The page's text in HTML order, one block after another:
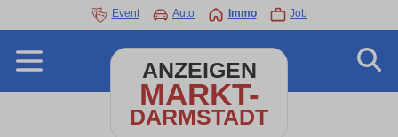
Event Auto Immo Job
ANZEIGEN
MARKT-
DARMSTADT